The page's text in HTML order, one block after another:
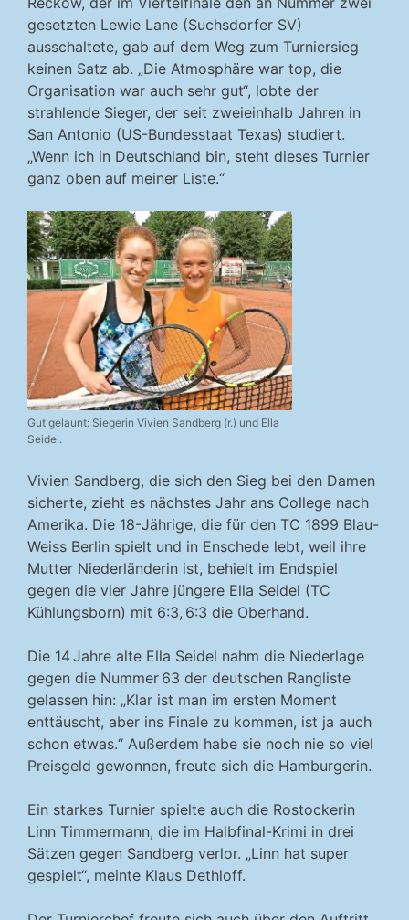
gesetzten Lewie Lane (Suchsdorfer SV)
ausschaltete, gab auf dem Weg zum Turniersieg
keinen Satz ab. „Die Atmosphäre war top, die
Organisation war auch sehr gut“, lobte der
strahlende Sieger, der seit zweieinhalb Jahren in
San Antonio (US-Bundesstaat Texas) studiert.
„Wenn ich in Deutschland bin, steht dieses Turnier
ganz oben auf meiner Liste.“
Gut gelaunt: Siegerin Vivien Sandberg (r.) und Ella
Seidel.
Vivien Sandberg, die sich den Sieg bei den Damen
sicherte, zieht es nächstes Jahr ans College nach
Amerika. Die 18-Jährige, die für den TC 1899 Blau-
Weiss Berlin spielt und in Enschede lebt, weil ihre
Mutter Niederländerin ist, behielt im Endspiel
gegen die vier Jahre jüngere Ella Seidel (TC
Kühlungsborn) mit 6:3, 6:3 die Oberhand.
Die 14 Jahre alte Ella Seidel nahm die Niederlage
gegen die Nummer 63 der deutschen Rangliste
gelassen hin: „Klar ist man im ersten Moment
enttäuscht, aber ins Finale zu kommen, ist ja auch
schon etwas.“ Außerdem habe sie noch nie so viel
Preisgeld gewonnen, freute sich die Hamburgerin.
Ein starkes Turnier spielte auch die Rostockerin
Linn Timmermann, die im Halbfinal-Krimi in drei
Sätzen gegen Sandberg verlor. „Linn hat super
gespielt“, meinte Klaus Dethloff.